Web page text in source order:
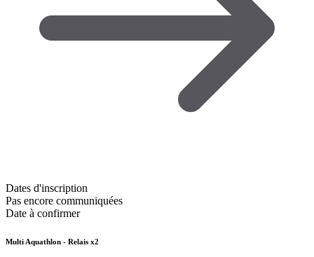
Dates d'inscription
Pas encore communiquées
Date à confirmer
Multi Aquathlon - Relais x2